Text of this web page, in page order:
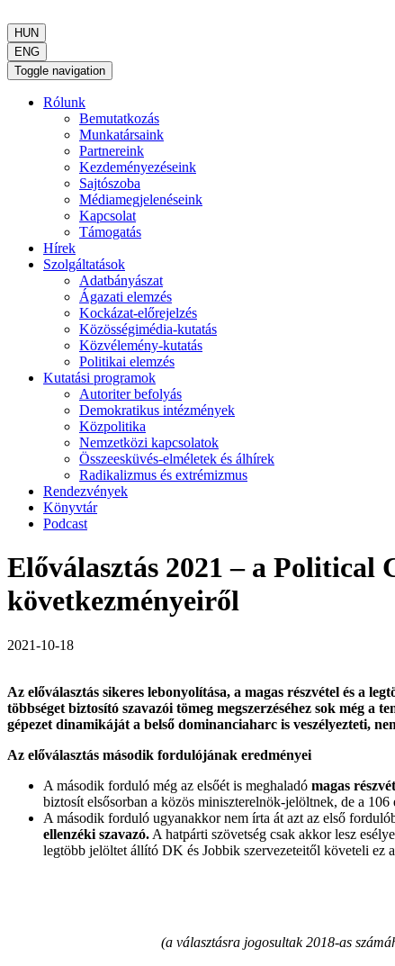
HUN
ENG
Toggle navigation
Rólunk
Bemutatkozás
Munkatársaink
Partnereink
Kezdeményezéseink
Sajtószoba
Médiamegjelenéseink
Kapcsolat
Támogatás
Hírek
Szolgáltatások
Adatbányászat
Ágazati elemzés
Kockázat-előrejelzés
Közösségimédia-kutatás
Közvélemény-kutatás
Politikai elemzés
Kutatási programok
Autoriter befolyás
Demokratikus intézmények
Közpolitika
Nemzetközi kapcsolatok
Összeesküvés-elméletek és álhírek
Radikalizmus és extrémizmus
Rendezvények
Könyvtár
Podcast
Előválasztás 2021 – a Political
következményeiről
2021-10-18
Az előválasztás sikeres lebonyolítása, a magas részvétel és a
többséget biztosító szavazói tömeg megszerzéséhez sok még
gépezet dinamikáját a belső dominanciaharc is veszélyezteti,
Az előválasztás második fordulójának eredményei
A második forduló még az elsőét is meghaladó magas
biztosít elsősorban a közös miniszterelnök-jelöltnek, de a
A második forduló ugyanakkor nem írta át azt az első
ellenzéki szavazó. A hatpárti szövetség csak akkor lesz
legtöbb jelöltet állító DK és Jobbik szervezeteitől követeli ez
(a választásra jogosultak 2018-as